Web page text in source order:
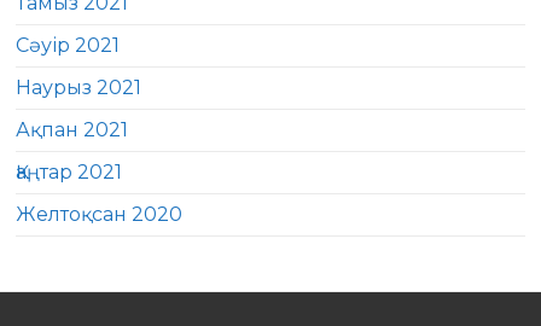
Сәуір 2021
Наурыз 2021
Ақпан 2021
Қаңтар 2021
Желтоқсан 2020